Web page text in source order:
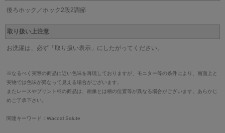
後ろホック／ホック2段2調節
取り扱い上注意
お洗濯は、必ず「取り扱い表示」にしたがってください。
※なるべく実際の商品に近い色味を再現しておりますが、モニター等の条件により、画面上と
実物では色味が異なって見える場合がございます。
またレースやプリント柄の商品は、画像とは柄の位置等が異なる場合がございます。あらかじ
めご了承下さい。
関連キーワード：Wacoal Salute